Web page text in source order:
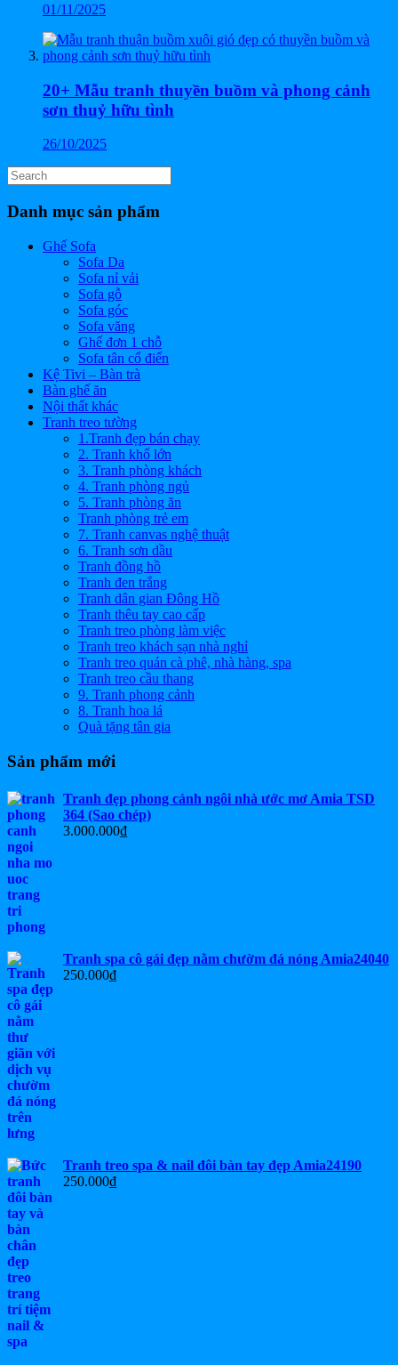
01/11/2025
20+ Mẫu tranh thuyền buồm và phong cảnh
sơn thuỷ hữu tình
26/10/2025
Search
for:
Danh mục sản phẩm
Ghế Sofa
Sofa Da
Sofa nỉ vải
Sofa gỗ
Sofa góc
Sofa văng
Ghế đơn 1 chỗ
Sofa tân cổ điển
Kệ Tivi – Bàn trà
Bàn ghế ăn
Nội thất khác
Tranh treo tường
1.Tranh đẹp bán chạy
2. Tranh khổ lớn
3. Tranh phòng khách
4. Tranh phòng ngủ
5. Tranh phòng ăn
Tranh phòng trẻ em
7. Tranh canvas nghệ thuật
6. Tranh sơn dầu
Tranh đồng hồ
Tranh đen trắng
Tranh dân gian Đông Hồ
Tranh thêu tay cao cấp
Tranh treo phòng làm việc
Tranh treo khách sạn nhà nghỉ
Tranh treo quán cà phê, nhà hàng, spa
Tranh treo cầu thang
9. Tranh phong cảnh
8. Tranh hoa lá
Quà tặng tân gia
Sản phẩm mới
Tranh đẹp phong cảnh ngôi nhà ước mơ Amia TSD
364 (Sao chép)
3.000.000₫
Tranh spa cô gái đẹp nằm chườm đá nóng Amia24040
250.000₫
Tranh treo spa & nail đôi bàn tay đẹp Amia24190
250.000₫